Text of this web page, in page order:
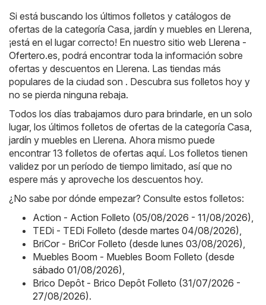
Si está buscando los últimos folletos y catálogos de
ofertas de la categoría Casa, jardín y muebles en Llerena,
¡está en el lugar correcto! En nuestro sitio web Llerena -
Ofertero.es, podrá encontrar toda la información sobre
ofertas y descuentos en Llerena. Las tiendas más
populares de la ciudad son . Descubra sus folletos hoy y
no se pierda ninguna rebaja.
Todos los días trabajamos duro para brindarle, en un solo
lugar, los últimos folletos de ofertas de la categoría Casa,
jardín y muebles en Llerena. Ahora mismo puede
encontrar 13 folletos de ofertas aquí. Los folletos tienen
validez por un período de tiempo limitado, así que no
espere más y aproveche los descuentos hoy.
¿No sabe por dónde empezar? Consulte estos folletos:
Action - Action Folleto (05/08/2026 - 11/08/2026),
TEDi - TEDi Folleto (desde martes 04/08/2026),
BriCor - BriCor Folleto (desde lunes 03/08/2026),
Muebles Boom - Muebles Boom Folleto (desde
sábado 01/08/2026),
Brico Depôt - Brico Depôt Folleto (31/07/2026 -
27/08/2026).